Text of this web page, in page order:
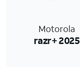
Motorola
razr+ 2025